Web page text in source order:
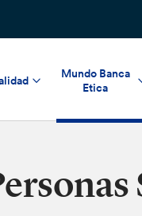
Mundo Banca
Etica